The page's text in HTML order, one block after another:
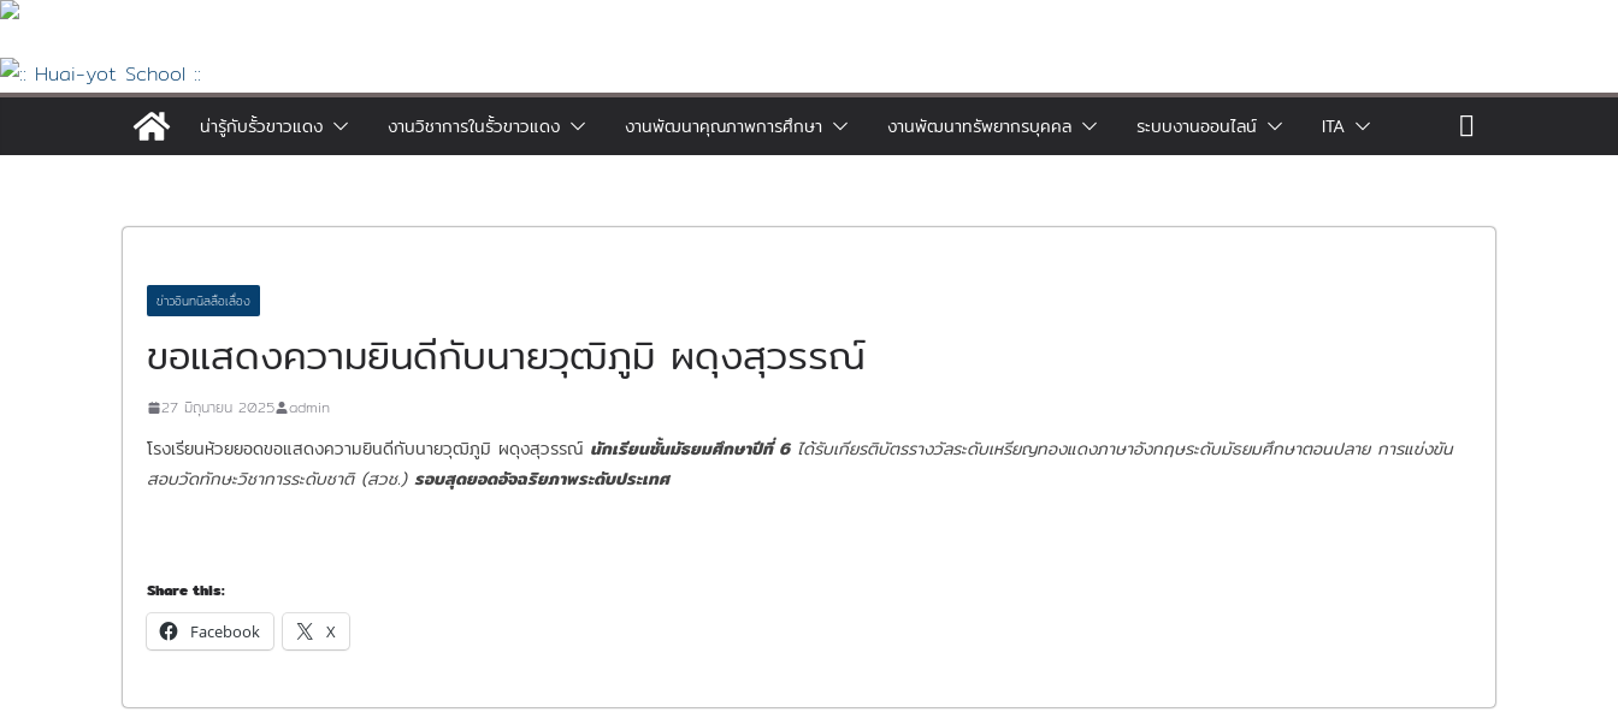
Skip
content
น่ารู้กับรั้วขาวแดง งานวิชาการในรั้วขาวแดง งานพัฒนาคุณภาพการศึกษา งานพัฒนาทรัพยากรบุคคล ระบบงานออนไลน์ ITA
ข่าวอินทนิลลือเลื่อง
ขอแสดงความยินดีกับนายวุฒิภูมิ ผดุงสุวรรณ์
27 มิถุนายน 2025 admin
โรงเรียนห้วยยอดขอแสดงความยินดีกับนายวุฒิภูมิ ผดุงสุวรรณ์ นักเรียนชั้นมัธยมศึกษาปีที่ 6 ได้รับเกียรติบัตรรางวัลระดับเหรียญทองแดงภาษาอังกฤษระดับมัธยมศึกษาตอนปลาย การแข่งขัน
สอบวัดทักษะวิชาการระดับชาติ (สวช.) รอบสุดยอดอัจฉริยภาพระดับประเทศ
Share this:
Facebook X